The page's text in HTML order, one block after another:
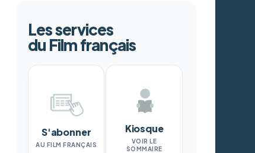
Les services
du Film français
S'abonner
AU FILM FRANÇAIS
Kiosque
VOIR LE
SOMMAIRE